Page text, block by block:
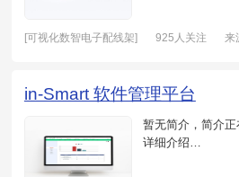
[可视化数智电子配线架] 925人关注
来
in-Smart 软件管理平台
暂无简介，简介
详细介绍…